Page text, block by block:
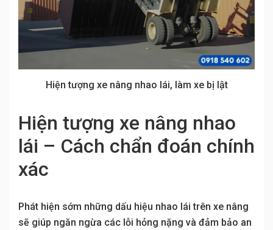
Hiện tượng xe nâng nhao lái, làm xe bị lật
Hiện tượng xe nâng nhao
lái – Cách chẩn đoán chính
xác
Phát hiện sớm những dấu hiệu nhao lái trên xe nâng
sẽ giúp ngăn ngừa các lỗi hỏng nặng và đảm bảo an